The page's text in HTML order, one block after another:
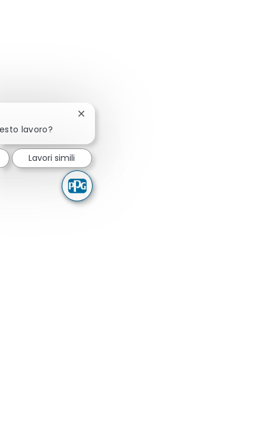
lavoro?
Chiudi la notifica del chatbot
Lavori simili